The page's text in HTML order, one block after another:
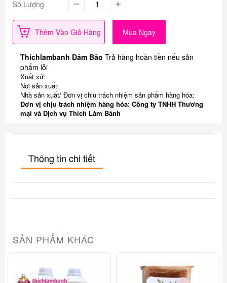
Số Lượng
Thêm Vào Giỏ Hàng Mua Ngay
Thichlambanh Đảm Bảo Trả hàng hoàn tiền nếu sản
phẩm lỗi
Xuất xứ:
Nơi sản xuất:
Nhà sản xuất/ Đơn vị chịu trách nhiệm sản phẩm hàng hóa:
Đơn vị chịu trách nhiệm hàng hóa: Công ty TNHH Thương
mại và Dịch vụ Thích Làm Bánh
Thông tin chi tiết
SẢN PHẨM KHÁC